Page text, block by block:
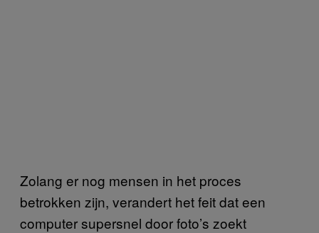
Zolang er nog mensen in het proces
betrokken zijn, verandert het feit dat een
computer supersnel door foto’s zoekt